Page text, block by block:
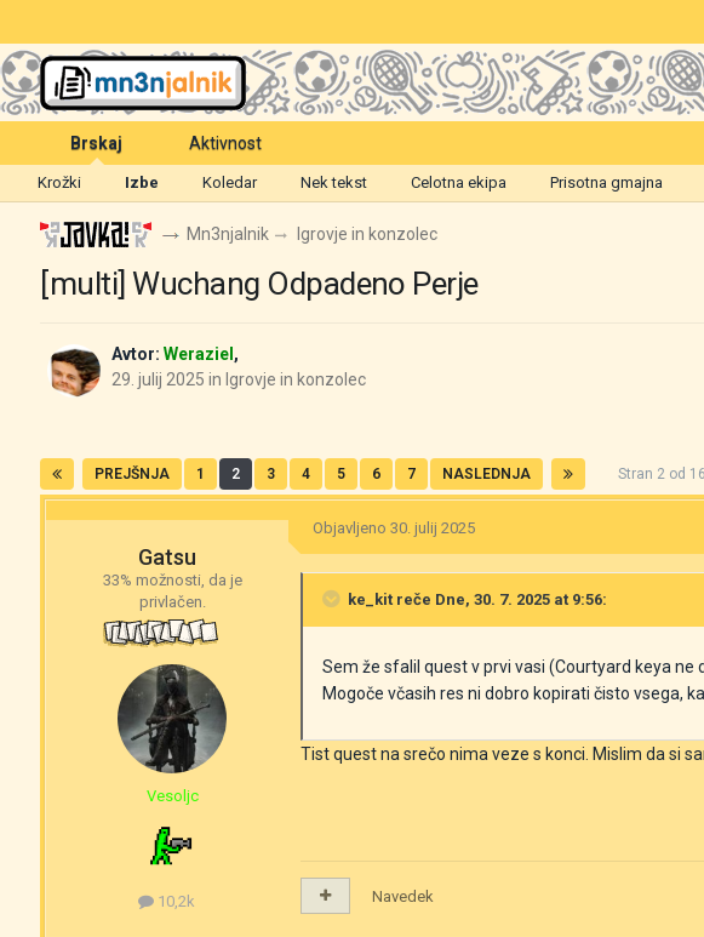
Brskaj
Krožki Izbe Koledar Nek tekst Celotna ekipa Prisotna gmajna
Aktivnost
Mn3njalnik Igrovje in konzolec
[multi] Wuchang Odpadeno Perje
Avtor:Weraziel ,
29. julij 2025 in Igrovje in konzolec
PREJŠNJA 1 2 3 4 5 6 7 NASLEDNJA Stran 2 od
Gatsu
33% možnosti, da je
privlačen.
Vesoljc
10,2k
Objavljeno30. julij 2025
ke_kit reče Dne, 30. 7. 2025 at 9:56:
Sem že sfalil quest v prvi vasi (Courtyard keya
Mogoče včasih res ni dobro kopirati čisto vsega,
Tist quest na srečo nima veze s konci. Mislim da si
Navedek